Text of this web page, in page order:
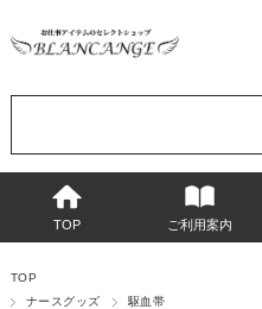
TOP ご利用案内
TOP
ナースグッズ
駆血帯